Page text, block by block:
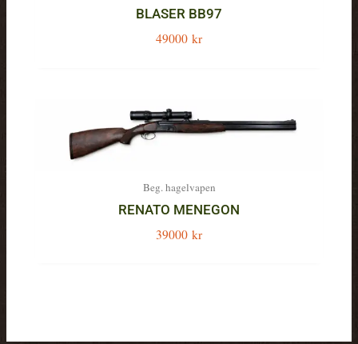
BLASER BB97
49000 kr
Beg. hagelvapen
RENATO MENEGON
39000 kr